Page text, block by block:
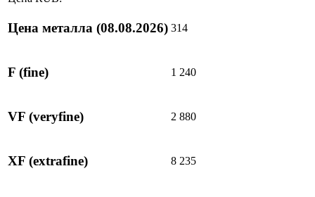
Цена металла (08.08.2026) 314
F (fine) 1 240
VF (veryfine) 2 880
XF (extrafine) 8 235